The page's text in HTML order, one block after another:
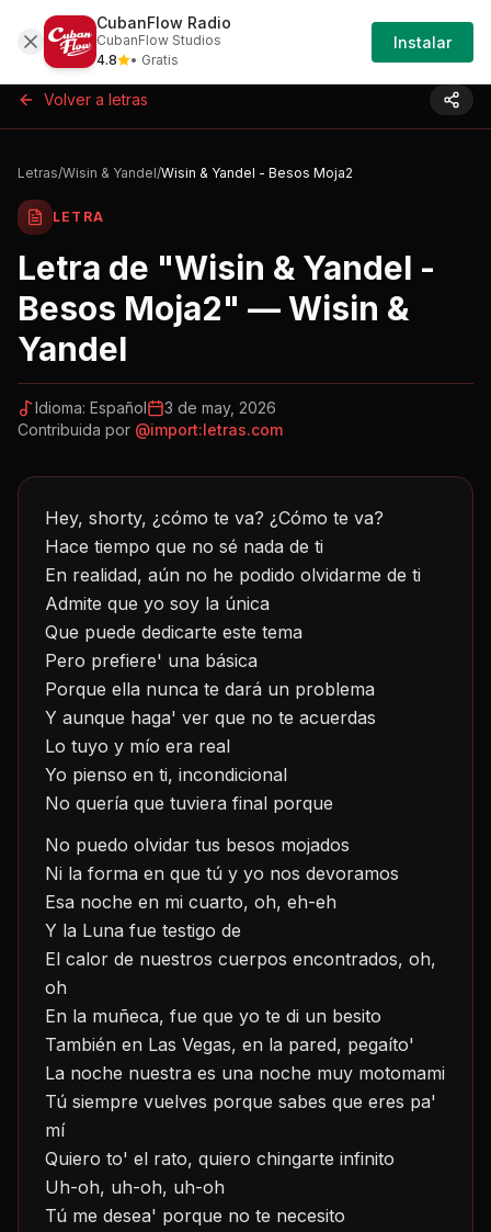
Letras Wisin-yandel-wisin-yandel-besos-
Iniciar
Sesión
Volver a letras
Letras/Wisin & Yandel/Wisin & Yandel - Besos Moja2
LETRA
Letra de "Wisin & Yandel -
Besos Moja2" —Wisin &
Yandel
Idioma: Español
3 de may, 2026
Contribuida por @import:letras.com
Hey, shorty, ¿cómo te va? ¿Cómo te va?
Hace tiempo que no sé nada de ti
En realidad, aún no he podido olvidarme de ti
Admite que yo soy la única
Que puede dedicarte este tema
Pero prefiere' una básica
Porque ella nunca te dará un problema
Y aunque haga' ver que no te acuerdas
Lo tuyo y mío era real
Yo pienso en ti, incondicional
No quería que tuviera final porque
No puedo olvidar tus besos mojados
Ni la forma en que tú y yo nos devoramos
Esa noche en mi cuarto, oh, eh-eh
Y la Luna fue testigo de
El calor de nuestros cuerpos encontrados, oh,
oh
En la muñeca, fue que yo te di un besito
También en Las Vegas, en la pared, pegaíto'
La noche nuestra es una noche muy motomami
Tú siempre vuelves porque sabes que eres pa'
mí
Quiero to' el rato, quiero chingarte infinito
Uh-oh, uh-oh, uh-oh
Tú me desea' porque no te necesito
CubanFlow Radio
CubanFlow Studios
4.8
• Gratis
Instalar